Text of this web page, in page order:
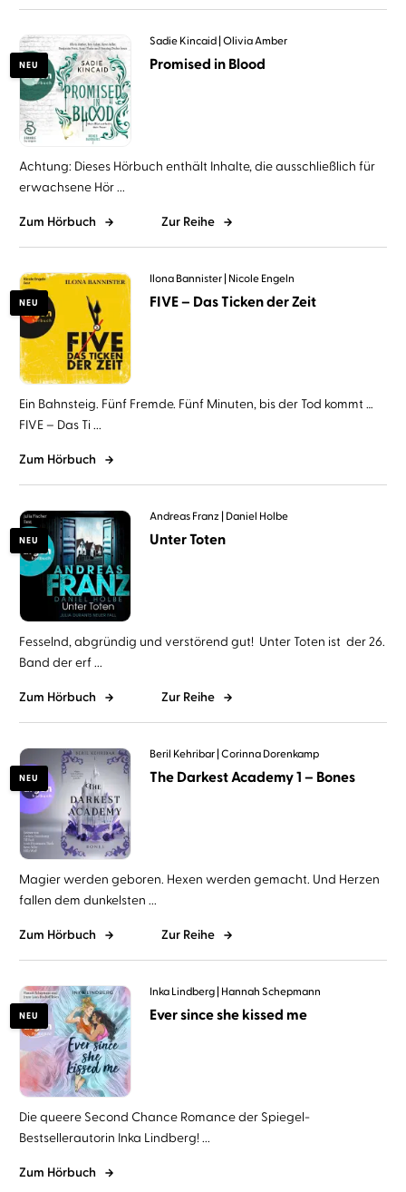
NEU
Sadie Kincaid Olivia Amber
Promised in Blood
Achtung: Dieses Hörbuch enthält Inhalte, die ausschließlich für
erwachsene Hör ...
Zum Hörbuch Zur Reihe
NEU
Ilona Bannister Nicole Engeln
FIVE – Das Ticken der Zeit
Ein Bahnsteig. Fünf Fremde. Fünf Minuten, bis der Tod kommt …
FIVE – Das Ti ...
Zum Hörbuch
NEU
Andreas Franz Daniel Holbe
Unter Toten
Fesselnd, abgründig und verstörend gut! Unter Toten ist der 26.
Band der erf ...
Zum Hörbuch Zur Reihe
NEU
Beril Kehribar Corinna Dorenkamp
The Darkest Academy 1 – Bones
Magier werden geboren. Hexen werden gemacht. Und Herzen
fallen dem dunkelsten ...
Zum Hörbuch Zur Reihe
NEU
Inka Lindberg Hannah Schepmann
Ever since she kissed me
Die queere Second Chance Romance der Spiegel-
Bestsellerautorin Inka Lindberg! ...
Zum Hörbuch